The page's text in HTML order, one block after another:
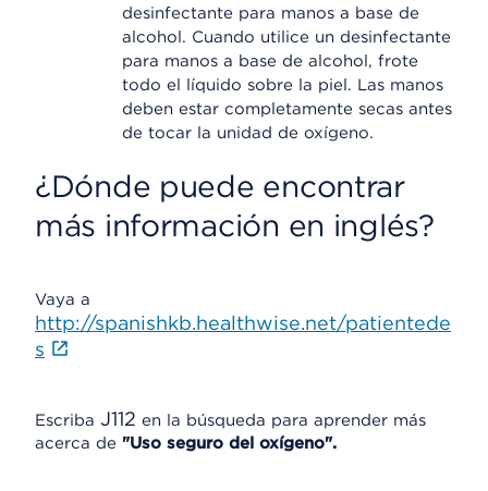
desinfectante para manos a base de
alcohol. Cuando utilice un desinfectante
para manos a base de alcohol, frote
todo el líquido sobre la piel. Las manos
deben estar completamente secas antes
de tocar la unidad de oxígeno.
¿Dónde puede encontrar
más información en inglés?
Vaya a
http://spanishkb.healthwise.net/patientede
s
Escriba J112 en la búsqueda para aprender más
acerca de "Uso seguro del oxígeno".